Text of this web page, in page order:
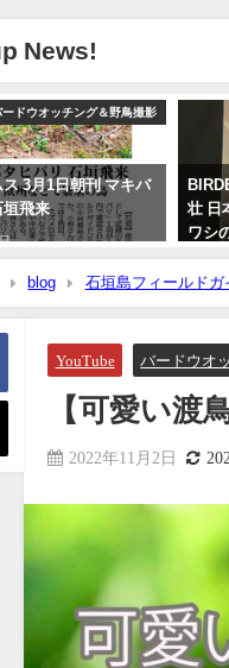
News!
ードウオッチング＆野鳥撮影
3月1日朝刊 マキバ
垣飛来
壮 日
ワシ
blog 石垣島フィールドガ
YouTube バードウオ
【可愛い渡
2022年11月2日